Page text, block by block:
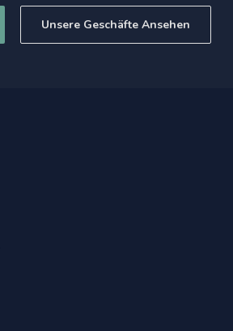
Unsere Geschäfte Ansehen